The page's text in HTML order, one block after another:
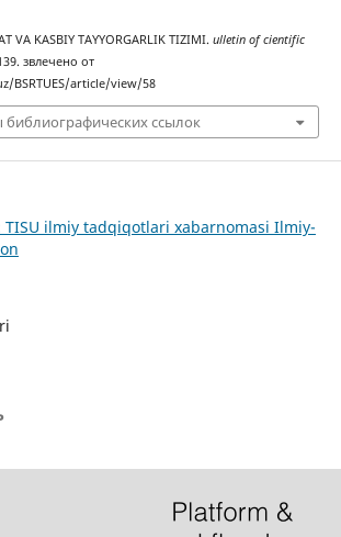
VA KASBIY TAYYORGARLIK TIZIMI. ulletin of cientific
звлечено от
BSRTUES/article/view/58
ссылок
ilmiy tadqiqotlari xabarnomasi Ilmiy-